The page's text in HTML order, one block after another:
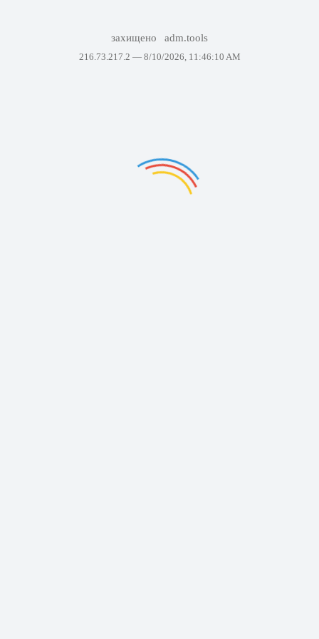
захищено adm.tools
216.73.217.2 — 8/10/2026, 11:46:10 AM